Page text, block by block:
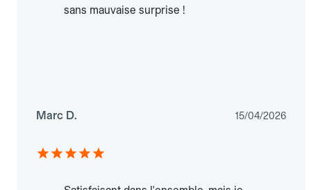
sans mauvaise surprise !
Marc D. 15/04/2026